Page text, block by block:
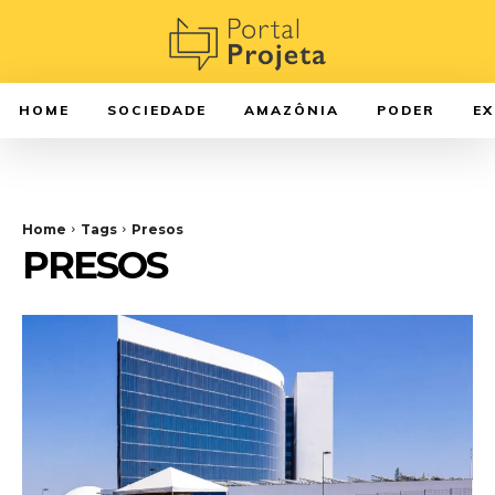
HOME SOCIEDADE AMAZÔNIA PODER
Home Tags Presos
PRESOS